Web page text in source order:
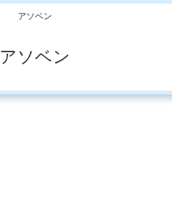
アソベン
アソベン